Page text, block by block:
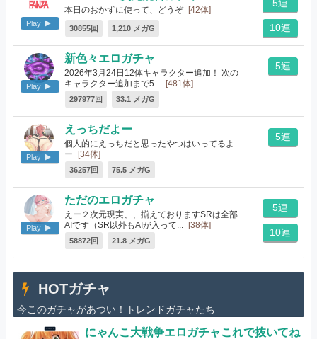
Play
本日のおかずに使って、どうぞ [42体]
30855回 1,210 メガG
5連
10連
Play
新色々エロガチャ
2026年3月24日12体キャラクター追加！ 次の
キャラクター追加まで5...
[481体]
297977回 33.1 メガG
5連
Play
えっちだよー
個人的にえっちだと思ったやつはいってるよ
ー [34体]
36257回 75.5 メガG
5連
Play
ただのエロガチャ
えー２次元現実、、揃えておりますSRは全部
AIです（SR以外もAIが入って...
[38体]
58872回 21.8 メガG
5連
10連
HOTガチャ
今このガチャがあつい！トレンドガチャたち
にゃんこ大戦争エロガチャこれで抜いてね